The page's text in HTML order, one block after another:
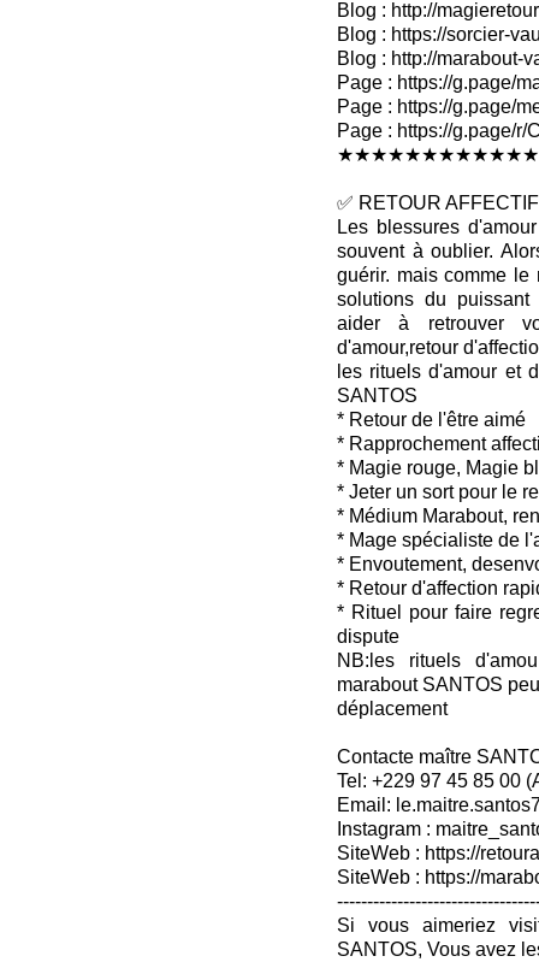
Blog : http://
Blog : https://sorcier-
Blog : http://marabout-
Page : https://g.page/
Page : https://g.page/
Page : https://g.page/
✅ RETOUR
Les blessures
souvent à oublier.
guérir. mais comme le
solutions du
aider à retrouver
d'amour,retour
les rituels d'amour et
SANTOS
* Retour de l'être aimé
* Rapprochement
* Magie rouge, Magie
* Jeter un sort pour le
* Médium Marabout,
* Mage spécialiste de
* Envoutement,
* Retour d'affection
* Rituel pour faire
dispute
NB:les rituels
marabout SANTOS
déplacement
Contacte maître
Tel: +229 97 45 85 00
Email:
Instagram :
SiteWeb : https://
SiteWeb : https://
Si vous aimeriez
SANTOS, Vous avez